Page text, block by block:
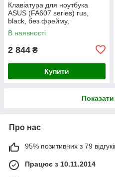
Клавіатура для ноутбука
ASUS (FA607 series) rus,
black, без фрейму,
підсвічування клавіш (RGB)
В наявності
2 844 ₴
Купити
Про нас
95% позитивних з 79
Працює з 10.11.2014